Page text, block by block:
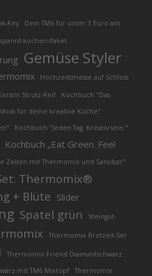
Key Dein TM6 für unter 3 Euro am
kochen-Paket
Gemüse Styler
Hochzeitsmesse auf Schloss
Strutz-Reif
Kochbuch "Das
für deine kreative Küche"
Kochbuch "Jeden Tag. Kreativ sein."
Kochbuch „Eat Green. Feel
Zeiten mit Thermomix und Sansibar"
Thermomix®
+ Blüte Slider
Spatel grün Steingut-
Thermomix Brotzeit-Set
Thermomix Friend Diamantschwarz
mit TM6 Mixtopf
Thermomix